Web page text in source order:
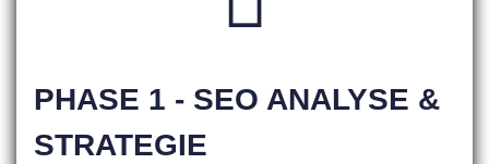
PHASE 1 - SEO ANALYSE &
STRATEGIE